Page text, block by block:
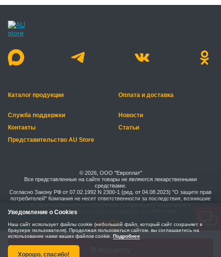
Каталог продукции Оплата и доставка
Служба поддержки
Новости
Контакты
Статьи
Представительство AU Store
© 2026, ООО "Европлат"
Все представленные на сайте товары не являются лекарственными
средствами.
Согласно Закону РФ от 07.02.1992 N 2300-1 (ред. от 04.08.2023) "О защите прав
потребителей" Компания не несет ответственности за последствия, возникшие
транспортировки товаров (продукции) потребителем.
Правила безопасной оплаты
Уведомление о Cookies
Наш сайт использует файлы cookie (небольшой файл, который сайт сохраняет в
браузере пользователя). Продолжая пользоваться сайтом, вы соглашаетесь на
использование нами ваших файлов cookie. Подробнее
Хорошо, спасибо!